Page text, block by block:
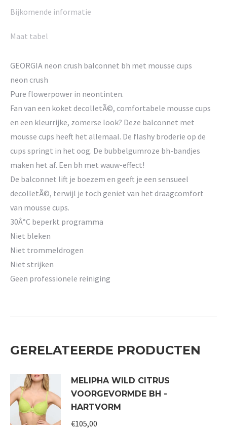
Bijkomende informatie
Maat tabel
GEORGIA neon crush balconnet bh met mousse cups
neon crush
Pure flowerpower in neontinten.
Fan van een koket decolletÃ©, comfortabele mousse cups
en een kleurrijke, zomerse look? Deze balconnet met
mousse cups heeft het allemaal. De flashy broderie op de
cups springt in het oog. De bubbelgumroze bh-bandjes
maken het af. Een bh met wauw-effect!
De balconnet lift je boezem en geeft je een sensueel
decolletÃ©, terwijl je toch geniet van het draagcomfort
van mousse cups.
30Â°C beperkt programma
Niet bleken
Niet trommeldrogen
Niet strijken
Geen professionele reiniging
GERELATEERDE PRODUCTEN
MELIPHA WILD CITRUS
VOORGEVORMDE BH -
HARTVORM
€105,00